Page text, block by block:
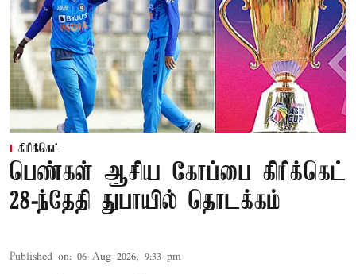
கிரிக்கெட்
பெண்கள் ஆசிய கோப்பை கிரிக்கெட்
28-ந்தேதி துபாயில் தொடக்கம்
Published on: 06 Aug 2026, 9:33 pm